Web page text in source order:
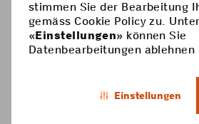
Prepaid-Karte
Optionen
Supercard
Prepaid aufladen
Coop Mobile
Kontakt
stimmen Sie der Bearbeitung
gemäss Cookie Policy zu. Unter
«Einstellungen» können Sie
Datenbearbeitungen ablehnen
Einstellungen